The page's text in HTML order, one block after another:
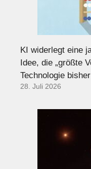
KI widerlegt eine
Idee, die „größte
Technologie
28. Juli 2026